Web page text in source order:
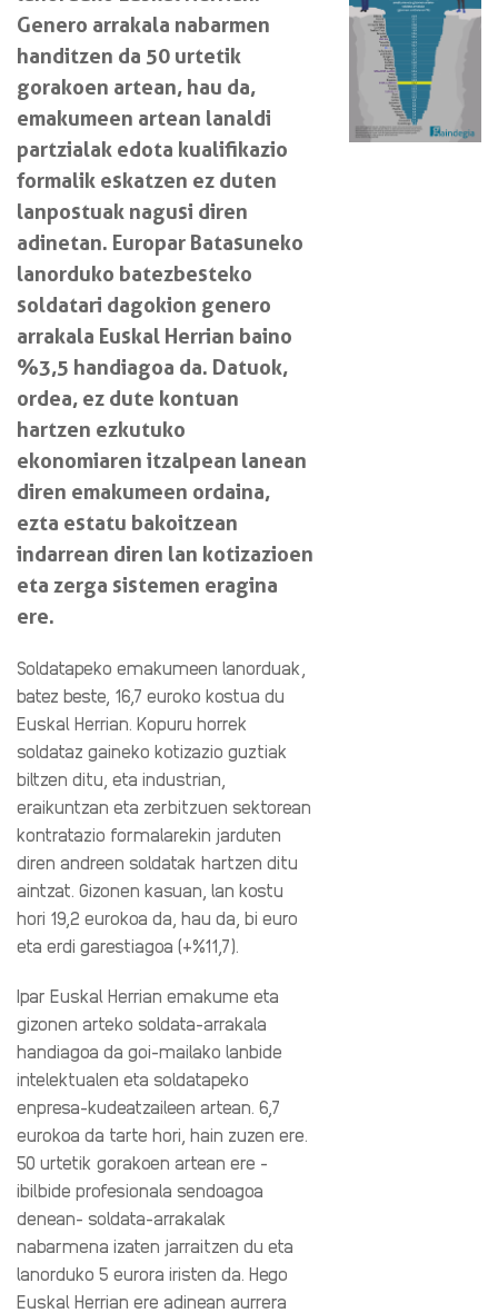
Genero arrakala nabarmen
handitzen da 50 urtetik
gorakoen artean, hau da,
emakumeen artean lanaldi
partzialak edota kualifikazio
formalik eskatzen ez duten
lanpostuak nagusi diren
adinetan. Europar Batasuneko
lanorduko batezbesteko
soldatari dagokion genero
arrakala Euskal Herrian baino
%3,5 handiagoa da. Datuok,
ordea, ez dute kontuan
hartzen ezkutuko
ekonomiaren itzalpean lanean
diren emakumeen ordaina,
ezta estatu bakoitzean
indarrean diren lan kotizazioen
eta zerga sistemen eragina
ere.
Soldatapeko emakumeen lanorduak,
batez beste, 16,7 euroko kostua du
Euskal Herrian. Kopuru horrek
soldataz gaineko kotizazio guztiak
biltzen ditu, eta industrian,
eraikuntzan eta zerbitzuen sektorean
kontratazio formalarekin jarduten
diren andreen soldatak hartzen ditu
aintzat. Gizonen kasuan, lan kostu
hori 19,2 eurokoa da, hau da, bi euro
eta erdi garestiagoa (+%11,7).
Ipar Euskal Herrian emakume eta
gizonen arteko soldata-arrakala
handiagoa da goi-mailako lanbide
intelektualen eta soldatapeko
enpresa-kudeatzaileen artean. 6,7
eurokoa da tarte hori, hain zuzen ere.
50 urtetik gorakoen artean ere -
ibilbide profesionala sendoagoa
denean- soldata-arrakalak
nabarmena izaten jarraitzen du eta
lanorduko 5 eurora iristen da. Hego
Euskal Herrian ere adinean aurrera